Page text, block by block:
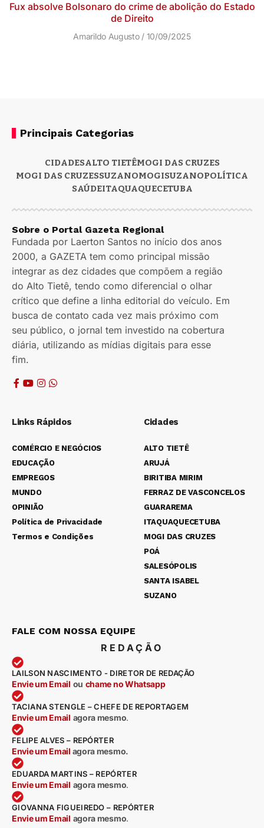
Fux absolve Bolsonaro do crime de abolição do Estado
de Direito
Amarildo Augusto 10/09/2025
Principais Categorias
CIDADESALTO TIETÊMOGI DAS CRUZES
MOGI DAS CRUZESSUZANOMOGISUZANOPOLÍTICA
SAÚDEITAQUAQUECETUBA
Sobre o Portal Gazeta Regional
Fundada por Laerton Santos no início dos anos
2000, a GAZETA tem como principal missão
integrar as dez cidades que compõem a região
do Alto Tietê, tendo como diferencial o olhar
crítico que define a linha editorial do veículo. Em
busca de contato cada vez mais próximo com
seu público, o jornal tem investido na cobertura
diária, utilizando as mídias digitais para esse
fim.
Links Rápidos
COMÉRCIO E NEGÓCIOS
EDUCAÇÃO
EMPREGOS
MUNDO
OPINIÃO
Política de Privacidade
Termos e Condições
Cidades
ALTO TIETÊ
ARUJÁ
BIRITIBA MIRIM
FERRAZ DE VASCONCELOS
GUARAREMA
ITAQUAQUECETUBA
MOGI DAS CRUZES
POÁ
SALESÓPOLIS
SANTA ISABEL
SUZANO
FALE COM NOSSA EQUIPE
REDAÇÃO
LAILSON NASCIMENTO - DIRETOR DE REDAÇÃO
Envie um Email ou chame no Whatsapp
TACIANA STENGLE – CHEFE DE REPORTAGEM
Envie um Email agora mesmo.
FELIPE ALVES – REPÓRTER
Envie um Email agora mesmo.
EDUARDA MARTINS – REPÓRTER
Envie um Email agora mesmo.
GIOVANNA FIGUEIREDO – REPÓRTER
Envie um Email agora mesmo.